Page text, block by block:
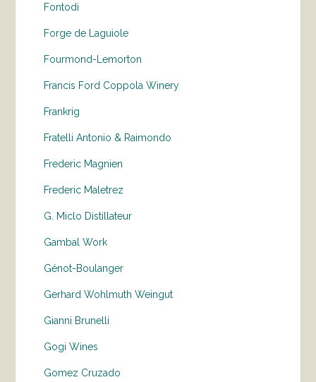
Fontodi
Forge de Laguiole
Fourmond-Lemorton
Francis Ford Coppola Winery
Frankrig
Fratelli Antonio & Raimondo
Frederic Magnien
Frederic Maletrez
G. Miclo Distillateur
Gambal Work
Génot-Boulanger
Gerhard Wohlmuth Weingut
Gianni Brunelli
Gogi Wines
Gomez Cruzado